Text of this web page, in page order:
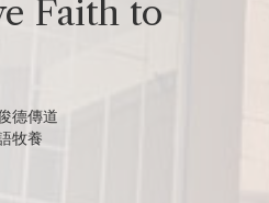
Faith to
德傳道
牧養